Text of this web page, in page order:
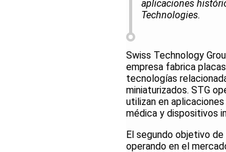
aplicaciones
Technologies.
Swiss Technology
empresa fabrica
tecnologías
miniaturizados. STG
utilizan en
médica y dispositivos
El segundo objetivo
operando en el